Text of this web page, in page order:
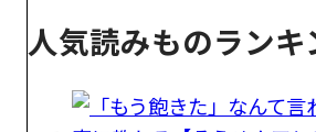
人気読みものランキ